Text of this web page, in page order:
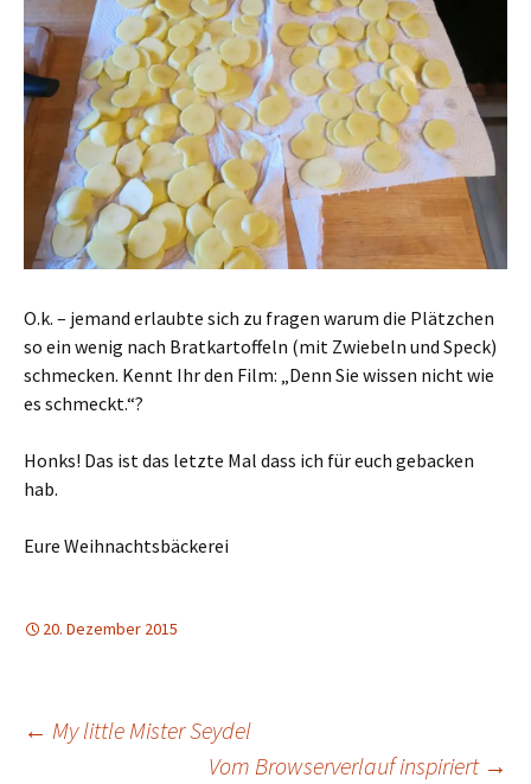
O.k. – jemand erlaubte sich zu fragen warum die Plätzchen
so ein wenig nach Bratkartoffeln (mit Zwiebeln und Speck)
schmecken. Kennt Ihr den Film: „Denn Sie wissen nicht wie
es schmeckt.“?
Honks! Das ist das letzte Mal dass ich für euch gebacken
hab.
Eure Weihnachtsbäckerei
20. Dezember 2015
Beitragsnavigation
← My little Mister Seydel
Vom Browserverlauf inspiriert →